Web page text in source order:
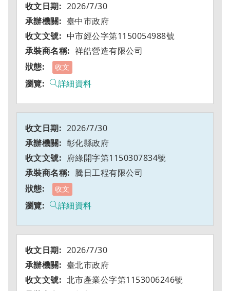
2026/7/30
臺中市政府
中市經公字第1150054988號
祥皓營造有限公司
收文
詳細資料
2026/7/30
彰化縣政府
府綠開字第1150307834號
騰日工程有限公司
收文
詳細資料
2026/7/30
臺北市政府
北市產業公字第1153006246號